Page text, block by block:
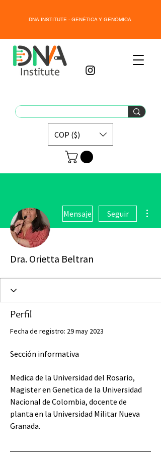
DNA INSTITUTE - GENÉTICA Y GENÓMICA
COP ($)
Mensaje Seguir
Dra. Orietta Beltran
Perfil
Fecha de registro: 29 may 2023
Sección informativa
Medica de la Universidad del Rosario,
Magister en Genetica de la Universidad
Nacional de Colombia, docente de
planta en la Universidad Militar Nueva
Granada.